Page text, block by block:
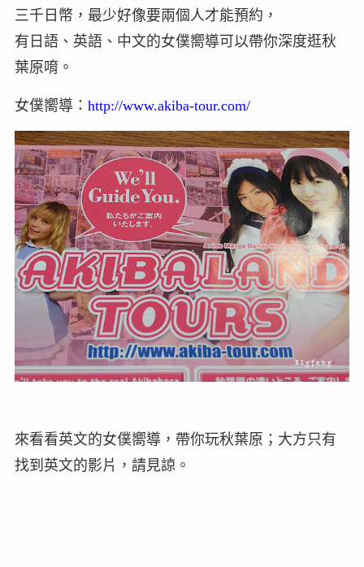
三千日幣，最少好像要兩個人才能預約，
有日語、英語、中文的女僕嚮導可以帶你深度逛秋
葉原唷。
女僕嚮導： http://www.akiba-tour.com/
來看看英文的女僕嚮導，帶你玩秋葉原；大方只有
找到英文的影片，請見諒。